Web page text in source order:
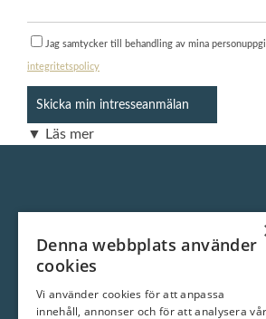
Jag samtycker till behandling av mina
integritetspolicy
▼ Läs mer
Vi är ett klassiskt
inställningen att varje enskild
ambition är att alltid överträffa
förväntningar.
Denna webbplats använder
cookies
Vi använder cookies för att anpassa
innehåll, annonser och för att analysera vår